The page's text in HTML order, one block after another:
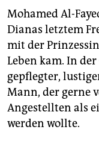
Mohamed Al-
Dianas letztem
mit der
Leben kam. In
gepflegter,
Mann, der gerne
Angestellten als
werden wollte.